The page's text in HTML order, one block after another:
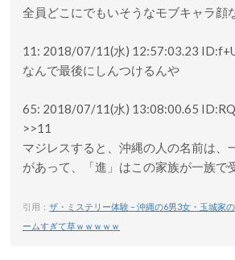
全員どこにでもいそうなモブキャラ顔
11: 2018/07/11(水) 12:57:03.23
なんで最後にしんつけるんや
65: 2018/07/11(水) 13:08:00.65
>>11
マジレスすると、沖縄の人の名前は、
があって、「進」はこの家族が一族で
引用： ザ・ミステリー体験 – 沖縄の6男3女・玉城家
ームすぎて草ｗｗｗｗｗ